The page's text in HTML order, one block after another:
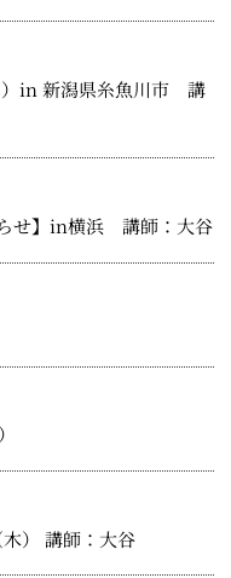
）in 新潟県糸魚川市 講
らせ】in横浜 講師：大谷
） 講師：大谷